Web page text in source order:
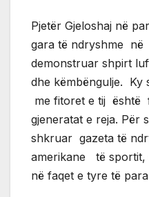
Pjetër Gjeloshaj në
gara të ndryshme në
demonstruar shpirt
dhe këmbëngulje. Ky
me fitoret e tij është
gjeneratat e reja. Për
shkruar gazeta të
amerikane të sportit,
në faqet e tyre të